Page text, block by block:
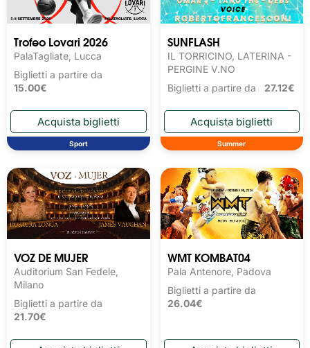
Trofeo Lovari 2026
PalaTagliate, Lucca
Biglietti a partire da
15.00€
Sport
SUNFLASH
IL TORRICINO, LATERINA -
PERGINE V.NO
Biglietti a partire da 27.12€
Summer
VOZ DE MUJER
Auditorium San Fedele,
Milano
Biglietti a partire da
21.70€
WMT KOMBAT04
Pala Antenore, Padova
Biglietti a partire da
26.04€